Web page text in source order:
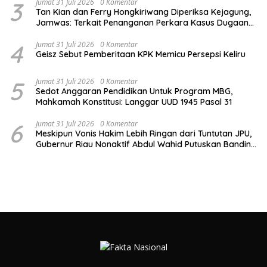
3
Tan Kian dan Ferry Hongkiriwang Diperiksa Kejagung,
Jamwas: Terkait Penanganan Perkara Kasus Dugaan
4 Jumat 31 Juli 2026 0 Komentar
Geisz Sebut Pemberitaan KPK Memicu Persepsi Keliru
5 Jumat 31 Juli 2026 0 Komentar
Sedot Anggaran Pendidikan Untuk Program MBG,
Mahkamah Konstitusi: Langgar UUD 1945 Pasal 31
6 Jumat 31 Juli 2026 0 Komentar
Meskipun Vonis Hakim Lebih Ringan dari Tuntutan JPU,
Gubernur Riau Nonaktif Abdul Wahid Putuskan Banding